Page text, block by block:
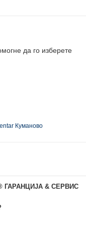
да го изберете
Куманово
ГАРАНЦИЈА & СЕРВИС